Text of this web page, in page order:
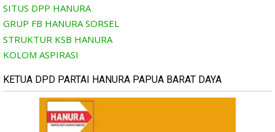
SITUS DPP HANURA
GRUP FB HANURA SORSEL
STRUKTUR KSB HANURA
KOLOM ASPIRASI
KETUA DPD PARTAI HANURA PAPUA BARAT DAYA